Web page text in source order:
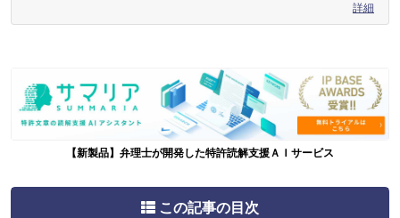
詳細
【新製品】弁理士が開発した特許読解支援ＡＩサービス
この記事の目次